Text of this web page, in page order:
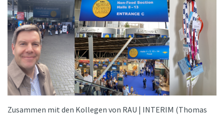
Zusammen mit den Kollegen von RAU | INTERIM (Thomas